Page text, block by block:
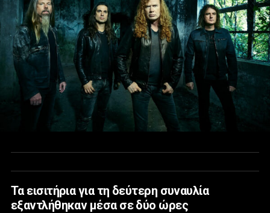
Τα εισιτήρια για τη δεύτερη συναυλία
εξαντλήθηκαν μέσα σε δύο ώρες